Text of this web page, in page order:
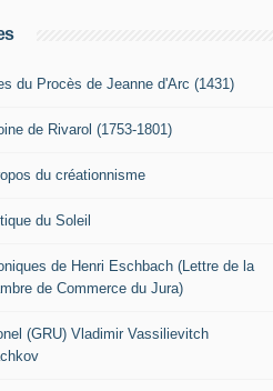
du Procès de Jeanne d'Arc (1431)
de Rivarol (1753-1801)
du créationnisme
du Soleil
de Henri Eschbach (Lettre de la
de Commerce du Jura)
(GRU) Vladimir Vassilievitch